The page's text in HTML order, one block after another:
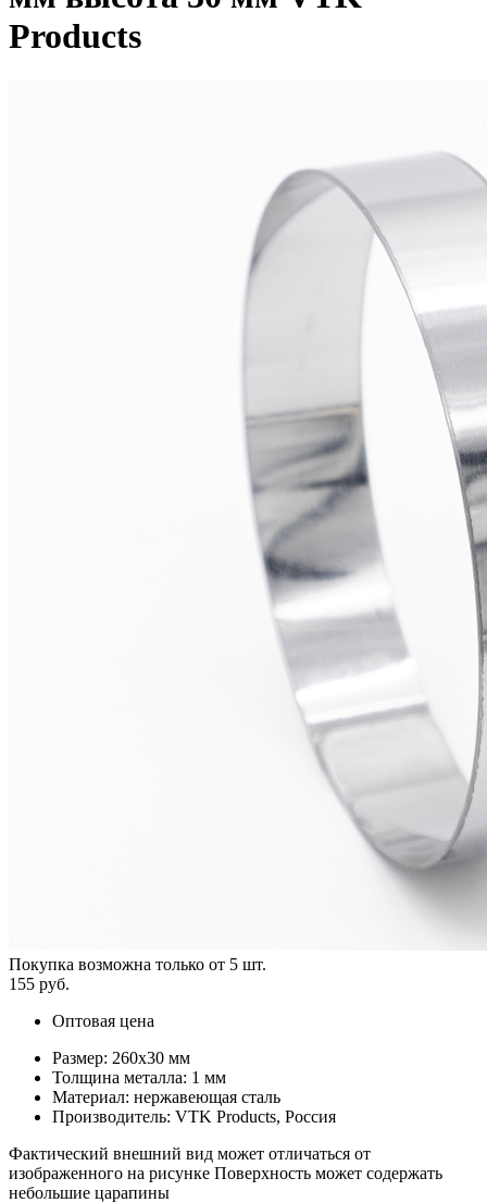
Products
Покупка возможна только от 5 шт.
155 руб.
Оптовая цена
Размер: 260х30 мм
Толщина металла: 1 мм
Материал: нержавеющая сталь
Производитель: VTK Products, Россия
Фактический внешний вид может отличаться от
изображенного на рисунке Поверхность может содержать
небольшие царапины